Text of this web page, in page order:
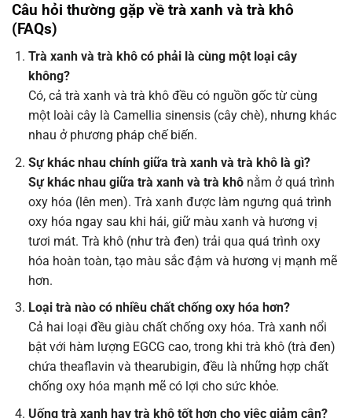
Câu hỏi thường gặp về trà xanh và trà khô
(FAQs)
Trà xanh và trà khô có phải là cùng một loại cây
không?
Có, cả trà xanh và trà khô đều có nguồn gốc từ cùng
một loài cây là Camellia sinensis (cây chè), nhưng khác
nhau ở phương pháp chế biến.
Sự khác nhau chính giữa trà xanh và trà khô là gì?
Sự khác nhau giữa trà xanh và trà khônằm ở quá trình
oxy hóa (lên men). Trà xanh được làm ngưng quá trình
oxy hóa ngay sau khi hái, giữ màu xanh và hương vị
tươi mát. Trà khô (như trà đen) trải qua quá trình oxy
hóa hoàn toàn, tạo màu sắc đậm và hương vị mạnh mẽ
hơn.
Loại trà nào có nhiều chất chống oxy hóa hơn?
Cả hai loại đều giàu chất chống oxy hóa. Trà xanh nổi
bật với hàm lượng EGCG cao, trong khi trà khô (trà đen)
chứa theaflavin và thearubigin, đều là những hợp chất
chống oxy hóa mạnh mẽ có lợi cho sức khỏe.
Uống trà xanh hay trà khô tốt hơn cho việc giảm cân?